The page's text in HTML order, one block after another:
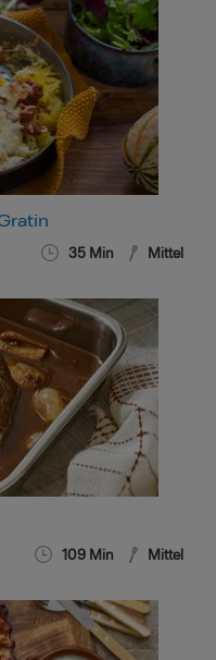
35 Min Mittel
109 Min Mittel